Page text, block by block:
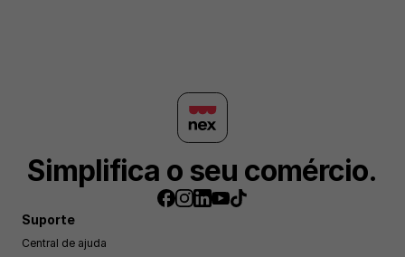
Simplifica o seu comércio.
Suporte
Central de ajuda